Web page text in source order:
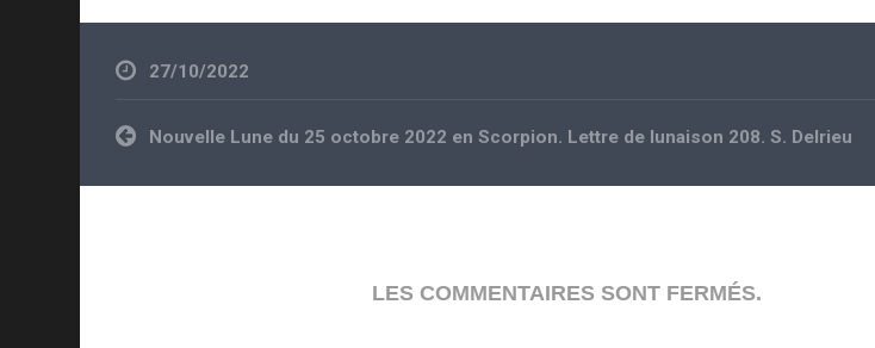
27/10/2022
Navigation
de
Nouvelle Lune du 25 octobre 2022 en Scorpion. Lettre de lunaison 208. S. Delrieu
LES COMMENTAIRES SONT FERMÉS.